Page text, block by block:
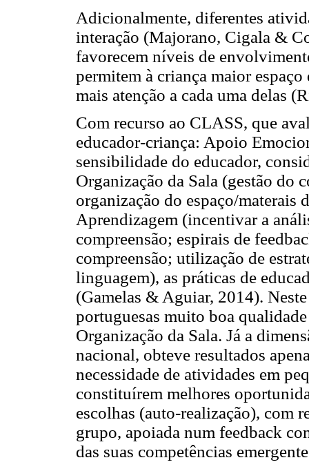
Adicionalmente, diferentes
interação (Majorano, Cigala &
favorecem níveis de
permitem à criança maior
mais atenção a cada uma delas
Com recurso ao CLASS, que
educador-criança: Apoio
sensibilidade do educador,
Organização da Sala (gestão do
organização do espaço/materais
Aprendizagem (incentivar a
compreensão; espirais de
compreensão; utilização de
linguagem), as práticas de
(Gamelas & Aguiar, 2014).
portuguesas muito boa
Organização da Sala. Já a
nacional, obteve resultados
necessidade de atividades em
constituírem melhores
escolhas (auto-realização), com
grupo, apoiada num feedback
das suas competências